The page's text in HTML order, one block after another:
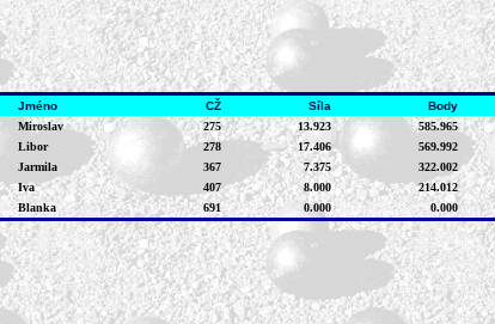
Jméno CŽ Síla Body
Miroslav 275 13.923 585.965
Libor 278 17.406 569.992
Jarmila 367 7.375 322.002
Iva 407 8.000 214.012
Blanka 691 0.000 0.000